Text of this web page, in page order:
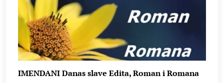
IMENDANI Danas slave Edita, Roman i Romana